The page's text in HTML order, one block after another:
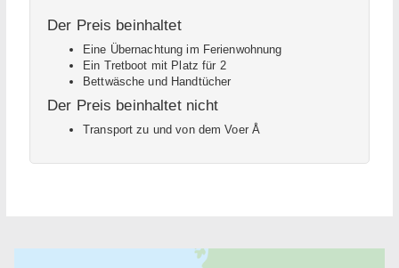
Der Preis beinhaltet
Eine Übernachtung im Ferienwohnung
Ein Tretboot mit Platz für 2
Bettwäsche und Handtücher
Der Preis beinhaltet nicht
Transport zu und von dem Voer Å